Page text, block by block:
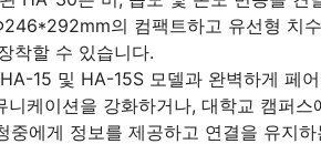
의 컴팩트하고 유선형 치
착할 수 있습니다.
15 및 HA-15S 모델과 완벽하게 페
케이션을 강화하거나, 대학교 캠퍼
에게 정보를 제공하고 연결을 유지